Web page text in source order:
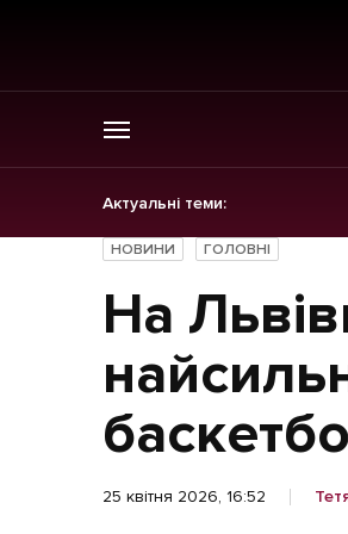
Актуальні теми:
ГОЛОВНЕ
Новини
Політика
Економіка
Бізнес
НОВИНИ ГОЛОВНІ
На
25 квітня 2026, 16:52